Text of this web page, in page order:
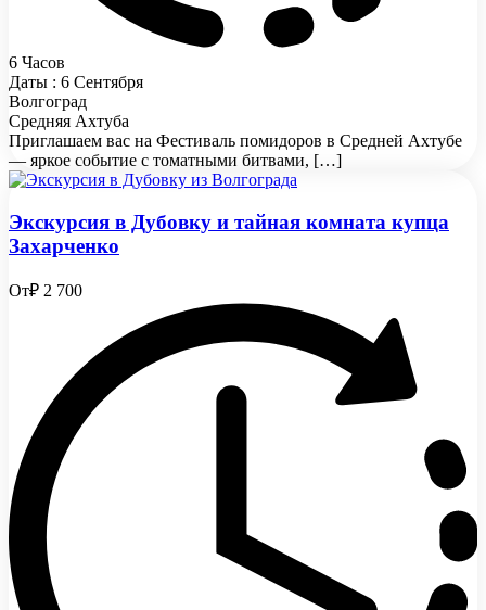
6 Часов
Даты : 6 Сентября
Волгоград
Средняя Ахтуба
Приглашаем вас на Фестиваль помидоров в Средней Ахтубе
— яркое событие с томатными битвами, […]
Экскурсия в Дубовку и тайная комната купца
Захарченко
От₽ 2 700